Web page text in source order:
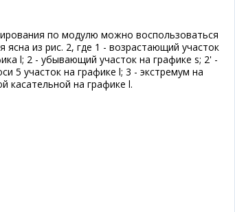
по модулю можно воспользоваться
из рис. 2, где 1 - возрастающий участок
l; 2 - убывающий участок на графике s; 2' -
5 участок на графике l; 3 - экстремум на
касательной на графике l.